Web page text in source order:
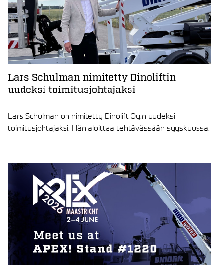
Lars Schulman nimitetty Dinoliftin
uudeksi toimitusjohtajaksi
Lars Schulman on nimitetty Dinolift Oy:n uudeksi
toimitusjohtajaksi. Hän aloittaa tehtävässään syyskuussa.